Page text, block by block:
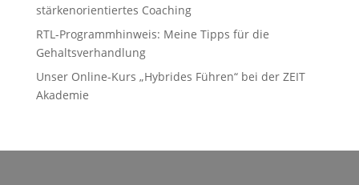
stärkenorientiertes Coaching
RTL-Programmhinweis: Meine Tipps für die
Gehaltsverhandlung
Unser Online-Kurs „Hybrides Führen“ bei der ZEIT
Akademie